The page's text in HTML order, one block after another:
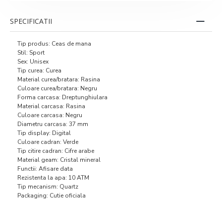
SPECIFICATII
Tip produs: Ceas de mana
Stil: Sport
Sex: Unisex
Tip curea: Curea
Material curea/bratara: Rasina
Culoare curea/bratara: Negru
Forma carcasa: Dreptunghiulara
Material carcasa: Rasina
Culoare carcasa: Negru
Diametru carcasa: 37 mm
Tip display: Digital
Culoare cadran: Verde
Tip citire cadran: Cifre arabe
Material geam: Cristal mineral
Functii: Afisare data
Rezistenta la apa: 10 ATM
Tip mecanism: Quartz
Packaging: Cutie oficiala